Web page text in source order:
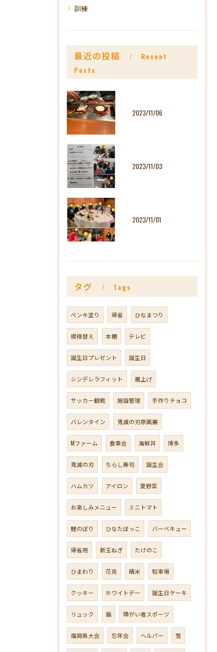
訓練
最近の投稿
Recent
Posts
2023/11/06
2023/11/03
2023/11/01
タグ Tags
ペンキ塗り 帰省 ひなまつり
模様替え 本棚 テレビ
誕生日プレゼント 誕生日
シンデレラフィット 裾上げ
サッカー観戦 施設管理 手作りチョコ
バレンタイン 鬼滅の刃原画展
Mファーム 食事会 海鮮丼 博多
鬼滅の刃 ちらし寿司 誕生会
ハムカツ アイロン 夏野菜
お楽しみメニュー ミニトマト
鯉のぼり ひなたぼっこ バーベキュー
帰省用 新玉ねぎ たけのこ
ひまわり 花見 精米 駐車場
クッキー ホワイトデー 誕生日ケーキ
リュック 猫 障がい者スポーツ
福岡県大会 忘年会 ヘルパー 雪